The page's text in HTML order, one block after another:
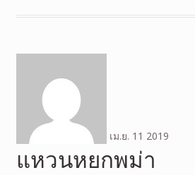
เม.ย. 11 2019
แหวนหยกพม่า